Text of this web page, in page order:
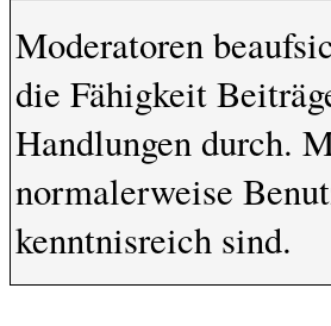
Moderatoren
die Fähigkeit
Handlungen durch.
normalerweise
kenntnisreich sind.